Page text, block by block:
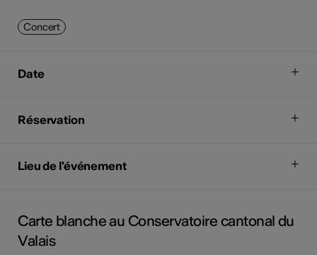
Concert
Date
Réservation
Lieu de l'événement
Carte blanche au Conservatoire cantonal du
Valais